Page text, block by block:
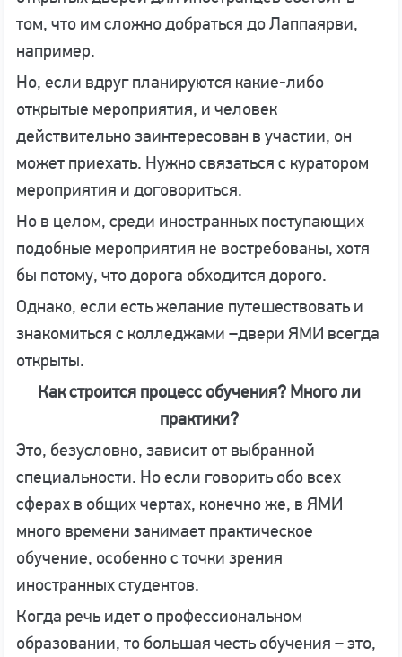
том, что им сложно добраться до Лаппаярви,
например.
Но, если вдруг планируются какие-либо
открытые мероприятия, и человек
действительно заинтересован в участии, он
может приехать. Нужно связаться с куратором
мероприятия и договориться.
Но в целом, среди иностранных поступающих
подобные мероприятия не востребованы, хотя
бы потому, что дорога обходится дорого.
Однако, если есть желание путешествовать и
знакомиться с колледжами –двери ЯМИ всегда
открыты.
Как строится процесс обучения? Много ли
практики?
Это, безусловно, зависит от выбранной
специальности. Но если говорить обо всех
сферах в общих чертах, конечно же, в ЯМИ
много времени занимает практическое
обучение, особенно с точки зрения
иностранных студентов.
Когда речь идет о профессиональном
образовании, то большая честь обучения – это,